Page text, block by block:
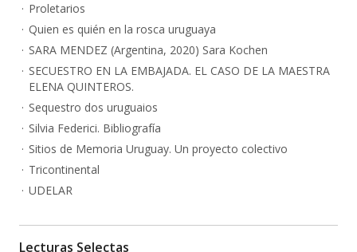
Proletarios
Quien es quién en la rosca uruguaya
SARA MENDEZ (Argentina, 2020) Sara Kochen
SECUESTRO EN LA EMBAJADA. EL CASO DE LA MAESTRA
ELENA QUINTEROS.
Sequestro dos uruguaios
Silvia Federici. Bibliografía
Sitios de Memoria Uruguay. Un proyecto colectivo
Tricontinental
UDELAR
Lecturas Selectas